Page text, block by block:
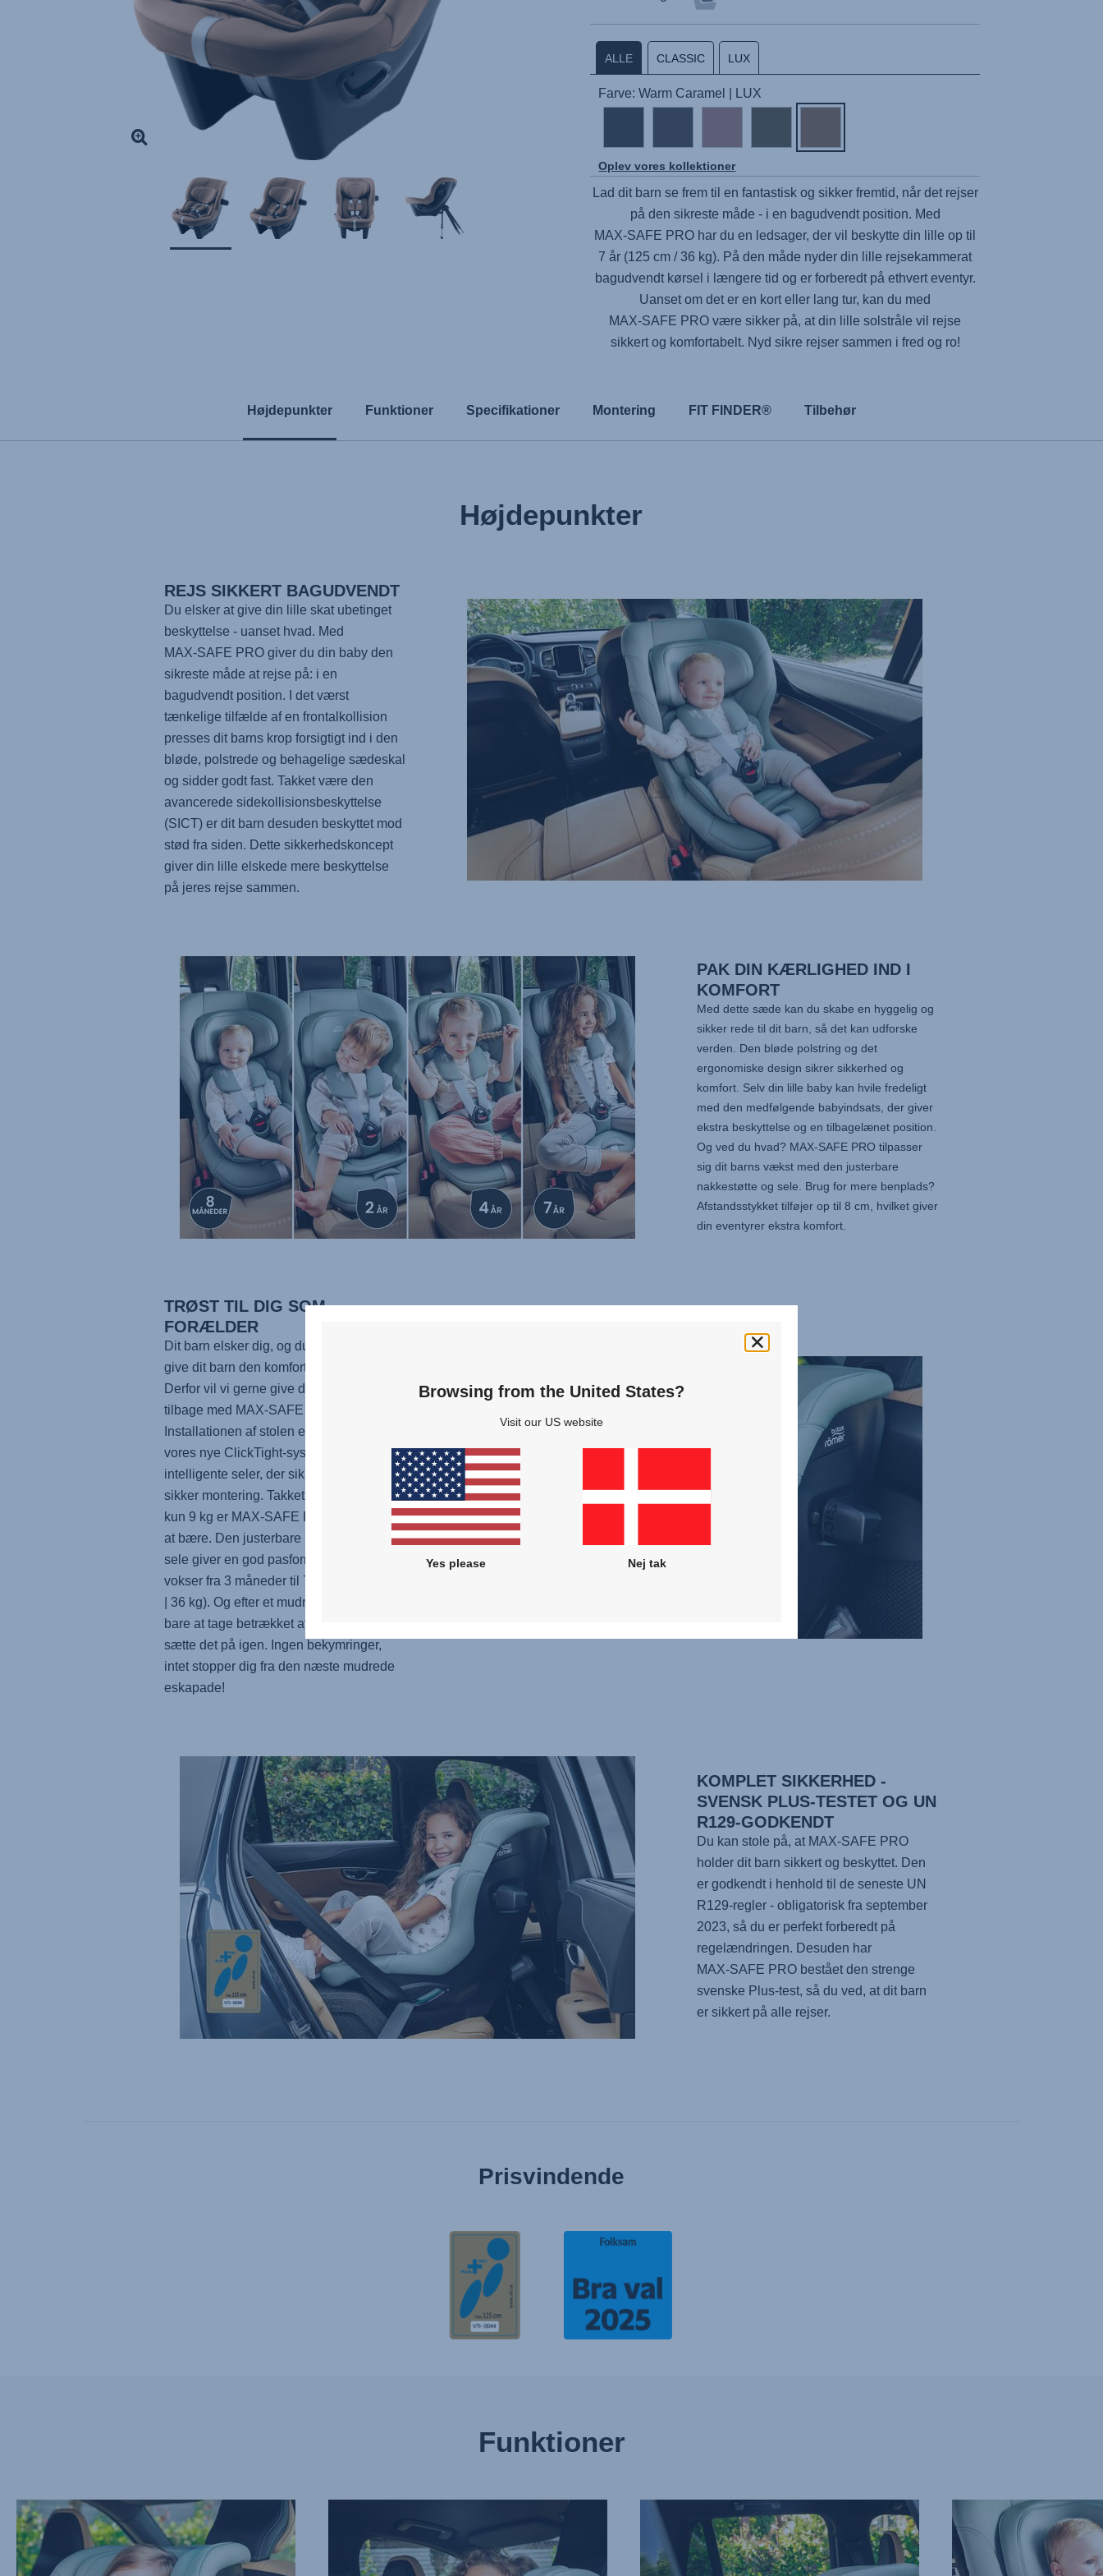
ALLE CLASSIC LUX
Farve: Warm Caramel | LUX
Oplev vores kollektioner
Lad dit barn se frem til en fantastisk og sikker fremtid, når det rejser
på den sikreste måde - i en bagudvendt position. Med
MAX-SAFE PRO har du en ledsager, der vil beskytte din lille op til
7 år (125 cm / 36 kg). På den måde nyder din lille rejsekammerat
bagudvendt kørsel i længere tid og er forberedt på ethvert eventyr.
Uanset om det er en kort eller lang tur, kan du med
MAX-SAFE PRO være sikker på, at din lille solstråle vil rejse
sikkert og komfortabelt. Nyd sikre rejser sammen i fred og ro!
Højdepunkter Funktioner Specifikationer Montering FIT FINDER® Tilbehør
Højdepunkter
REJS SIKKERT BAGUDVENDT
Du elsker at give din lille skat ubetinget
beskyttelse - uanset hvad. Med
MAX-SAFE PROgiver du din baby den
sikreste måde at rejse på: i en
bagudvendt position. I det værst
tænkelige tilfælde af en frontalkollision
presses dit barns krop forsigtigt ind i den
bløde, polstrede og behagelige sædeskal
og sidder godt fast. Takket være den
avancerede sidekollisionsbeskyttelse
(SICT) er dit barn desuden beskyttet mod
stød fra siden. Dette sikkerhedskoncept
giver din lille elskede mere beskyttelse
på jeres rejse sammen.
PAK DIN KÆRLIGHED IND I
KOMFORT
Med dette sæde kan du skabe en hyggelig og
sikker rede til dit barn, så det kan udforske
verden. Den bløde polstring og det
ergonomiske design sikrer sikkerhed og
komfort. Selv din lille baby kan hvile fredeligt
med den medfølgende babyindsats, der giver
ekstra beskyttelse og en tilbagelænet position.
Og ved du hvad? MAX-SAFE PRO tilpasser
sig dit barns vækst med den justerbare
nakkestøtte og sele. Brug for mere benplads?
Afstandsstykket tilføjer op til 8 cm, hvilket giver
din eventyrer ekstra komfort.
TRØST TIL DIG SOM
FORÆLDER
Dit barn elsker dig, og du gør alt for at
give dit barn den komfort, det har brug for.
Derfor vil vi gerne give dig lidt ro i sindet
tilbage med MAX-SAFE PRO
Installationen af stolen er en leg med
vores nye ClickTight-system og
intelligente seler, der sikrer en hurtig og
sikker montering. Takket være vægten på
kun 9 kg er MAX-SAFE PRO
behagelig
at bære. Den justerbare nakkestøtte og
sele giver en god pasform, når dit barn
vokser fra 3 måneder til 7 år (61 - 125 cm
| 36 kg). Og efter et mudret eventyr er det
bare at tage betrækket af, vaske det og
sætte det på igen. Ingen bekymringer,
intet stopper dig fra den næste mudrede
eskapade!
KOMPLET SIKKERHED -
SVENSK PLUS-TESTET OG UN
R129-GODKENDT
Du kan stole på, at MAX-SAFE PRO
holder dit barn sikkert og beskyttet. Den
er godkendt i henhold til de seneste UN
R129-regler - obligatorisk fra september
2023, så du er perfekt forberedt på
regelændringen. Desuden har
MAX-SAFE PRO bestået den strenge
svenske Plus-test, så du ved, at dit barn
er sikkert på alle rejser.
Prisvindende
Funktioner
AVANCERET
SIDEKOLLISIONSBESKYTTELSE
-
SICT,
LÆNGERE
DYBE,
SIKRE
SIDEVINGER,
SIKKER
5-
PUNKTSELE,
Browsing from the United States?
Visit our US website
Yes please Nej tak